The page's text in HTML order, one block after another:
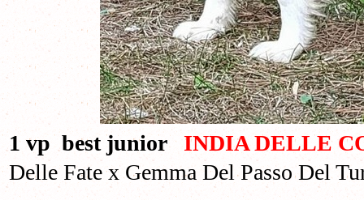
1 vp best junior
INDIA DELLE
Delle Fate x Gemma Del Passo Del